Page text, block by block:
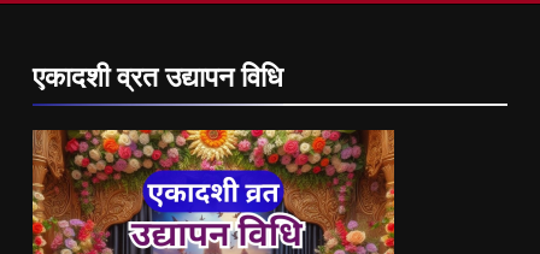
एकादशी व्रत उद्यापन विधि